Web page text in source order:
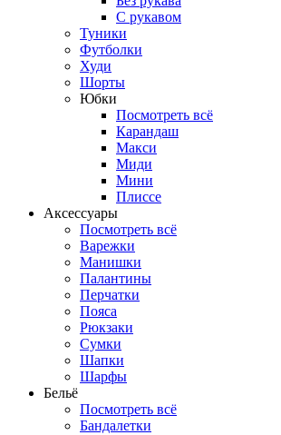
С рукавом
Туники
Футболки
Худи
Шорты
Юбки
Посмотреть всё
Карандаш
Макси
Миди
Мини
Плиссе
Аксессуары
Посмотреть всё
Варежки
Манишки
Палантины
Перчатки
Пояса
Рюкзаки
Сумки
Шапки
Шарфы
Бельё
Посмотреть всё
Бандалетки